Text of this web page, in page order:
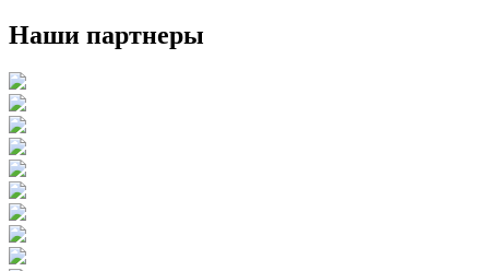
Наши партнеры